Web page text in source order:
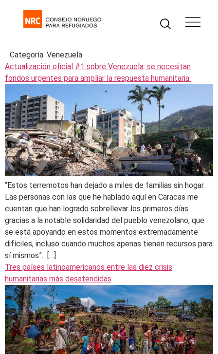
Categoría: Venezuela
Actualización oficial #1 sobre Venezuela: se necesitan
fondos urgentes para ampliar la respuesta humanitaria
“Estos terremotos han dejado a miles de familias sin hogar.
Las personas con las que he hablado aquí en Caracas me
cuentan que han logrado sobrellevar los primeros días
gracias a la notable solidaridad del pueblo venezolano, que
se está apoyando en estos momentos extremadamente
difíciles, incluso cuando muchos apenas tienen recursos para
sí mismos”. […]
Tres países latinoamericanos entre las diez crisis
humanitarias más desatendidas